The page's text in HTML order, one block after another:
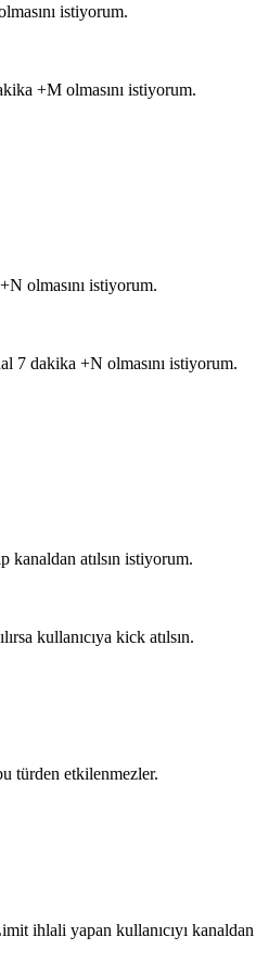
istiyorum.
+M olmasını istiyorum.
olmasını istiyorum.
7 dakika +N olmasını istiyorum.
kanaldan atılsın istiyorum.
kullanıcıya kick atılsın.
türden etkilenmezler.
ihlali yapan kullanıcıyı kanaldan